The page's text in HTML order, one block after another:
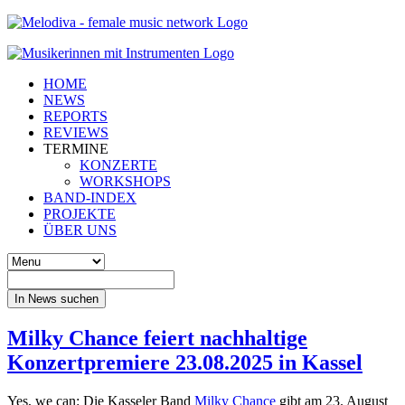
HOME
NEWS
REPORTS
REVIEWS
TERMINE
KONZERTE
WORKSHOPS
BAND-INDEX
PROJEKTE
ÜBER UNS
In News suchen
Milky Chance feiert nachhaltige
Konzertpremiere 23.08.2025 in Kassel
Yes, we can: Die Kasseler Band Milky Chance gibt am 23. August